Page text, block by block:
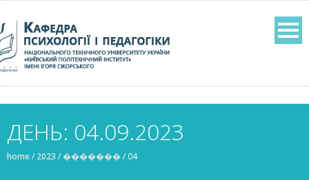
ДЕНЬ: 04.09.2023
home/ 2023 /�������/ 04